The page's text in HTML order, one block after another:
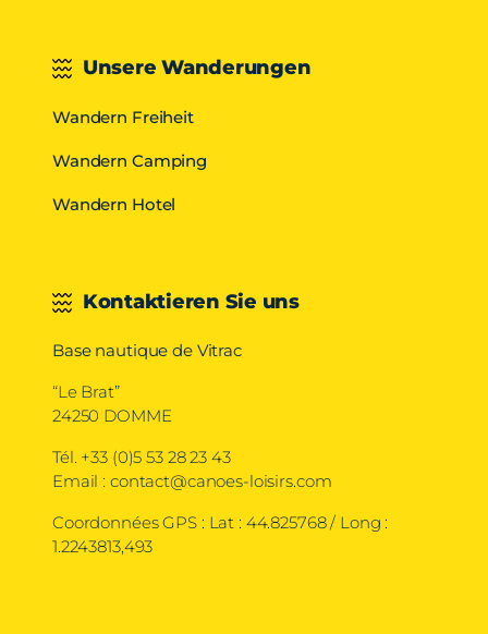
Unsere Wanderungen
Wandern Freiheit
Wandern Camping
Wandern Hotel
Kontaktieren Sie uns
Base nautique de Vitrac
“Le Brat”
24250 DOMME
Tél. +33 (0)5 53 28 23 43
Email : contact@canoes-loisirs.com
Coordonnées GPS : Lat : 44.825768 / Long :
1.2243813,493